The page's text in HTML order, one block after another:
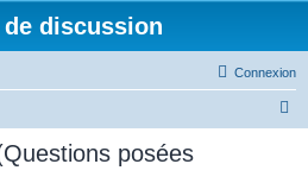
discussion
Connexion
posées